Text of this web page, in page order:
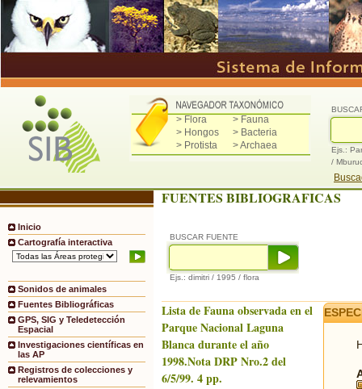
> Flora
> Fauna
> Hongos
> Bacteria
> Protista
> Archaea
Ejs.:
/
Inicio
Cartografía interactiva
Sonidos de animales
Fuentes Bibliográficas
GPS, SIG y Teledetección
Espacial
Investigaciones científicas en
las AP
Registros de colecciones y
relevamientos
FUENTES BIBLIOGRAFICAS
BUSCAR FUENTE
Ejs.: dimitri / 1995 / flora
Lista de Fauna observada en el
Parque Nacional Laguna
Blanca durante el año
1998.Nota DRP Nro.2 del
6/5/99. 4 pp.